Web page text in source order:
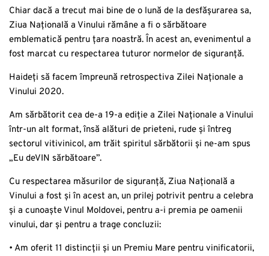
Chiar dacă a trecut mai bine de o lună de la desfășurarea sa,
Ziua Națională a Vinului rămâne a fi o sărbătoare
emblematică pentru țara noastră. În acest an, evenimentul a
fost marcat cu respectarea tuturor normelor de siguranță.
Haideți să facem împreună retrospectiva Zilei Naționale a
Vinului 2020.
Am sărbătorit cea de-a 19-a ediție a Zilei Naționale a Vinului
într-un alt format, însă alături de prieteni, rude și întreg
sectorul vitivinicol, am trăit spiritul sărbătorii și ne-am spus
„Eu deVIN sărbătoare”.
Cu respectarea măsurilor de siguranță, Ziua Națională a
Vinului a fost și în acest an, un prilej potrivit pentru a celebra
și a cunoaște Vinul Moldovei, pentru a-i premia pe oamenii
vinului, dar și pentru a trage concluzii:
• Am oferit 11 distincții și un Premiu Mare pentru vinificatorii,